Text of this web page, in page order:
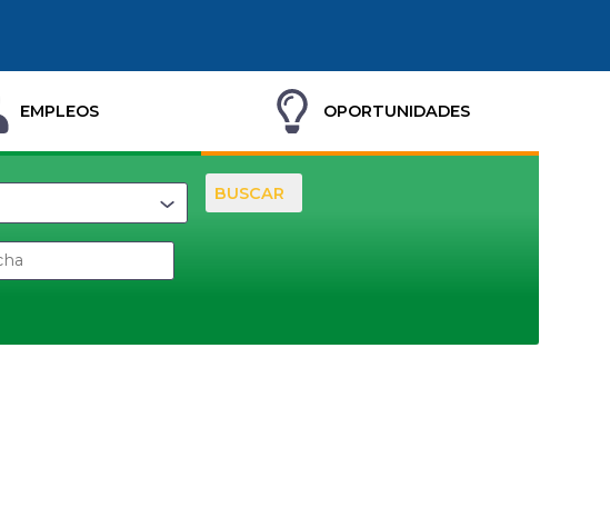
EMPLEOS OPORTUNIDADES
BUSCAR